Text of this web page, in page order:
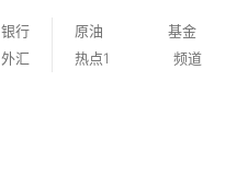
银行
外汇
原油 基金
热点1
频道